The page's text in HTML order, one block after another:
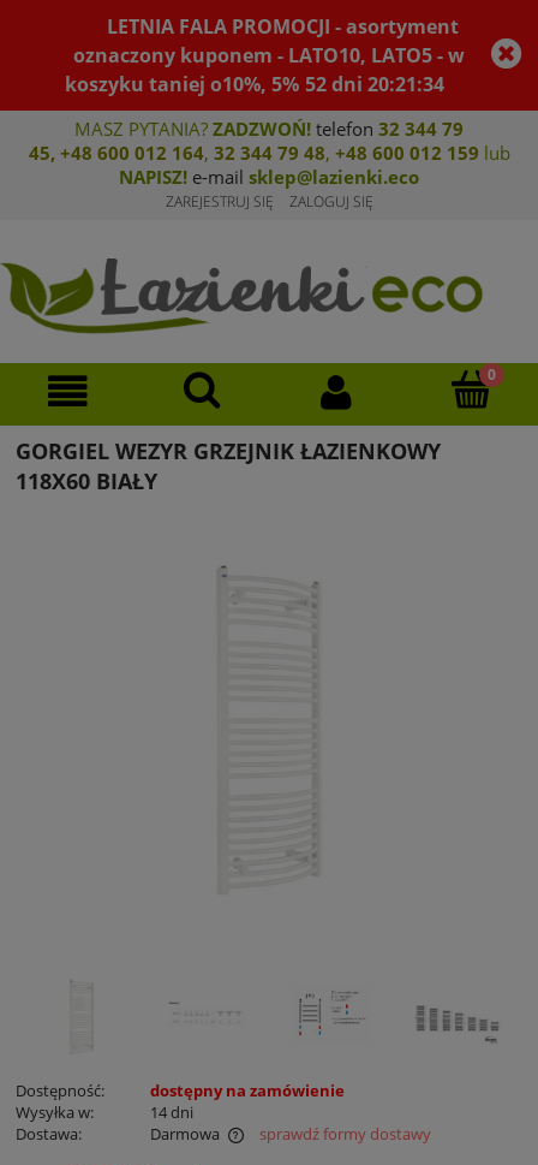
LETNIA FALA PROMOCJI - asortyment
oznaczony kuponem - LATO10, LATO5 - w
koszyku taniej o10%, 5% 52dni20:21:34
MASZ PYTANIA? ZADZWOŃ! telefon 32 344 79
45, +48 600 012 164, 32 344 79 48, +48 600 012 159 lub
NAPISZ! e-mail sklep@lazienki.eco
ZAREJESTRUJ SIĘ ZALOGUJ SIĘ
GORGIEL WEZYR GRZEJNIK ŁAZIENKOWY
118X60 BIAŁY
Dostępność:
dostępny na zamówienie
Wysyłka w:
14 dni
Dostawa:
Darmowa
sprawdź formy dostawy